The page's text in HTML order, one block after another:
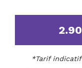
*Tarif